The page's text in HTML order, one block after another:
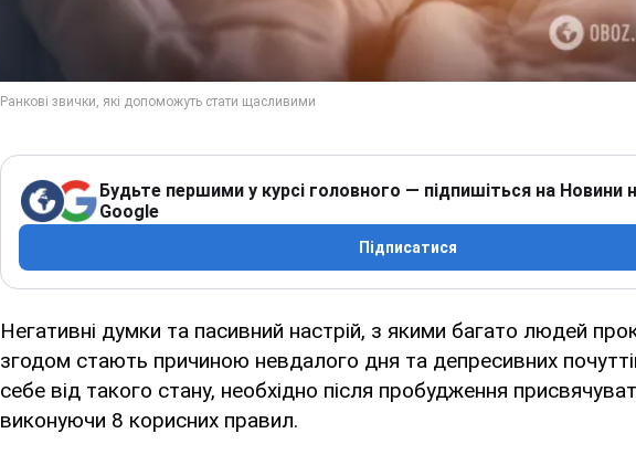
Будьте першими у курсі головного — підпишіться на Новини
Google
Підписатися
Негативні думки та пасивний настрій, з якими багато людей
згодом стають причиною невдалого дня та депресивних
себе від такого стану, необхідно після пробудження
виконуючи 8 корисних правил.